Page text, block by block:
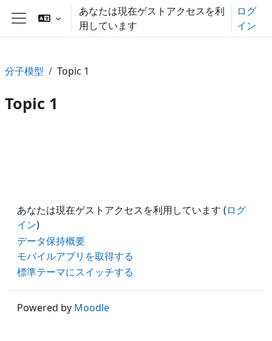
メインコンテンツへスキップする
サイドパネル
あなたは現在ゲストアクセスを利
用しています
ログ
イン
分子模型 Topic 1
Topic 1
あなたは現在ゲストアクセスを利用しています (ログ
イン)
データ保持概要
モバイルアプリを取得する
標準テーマにスイッチする
Powered by Moodle